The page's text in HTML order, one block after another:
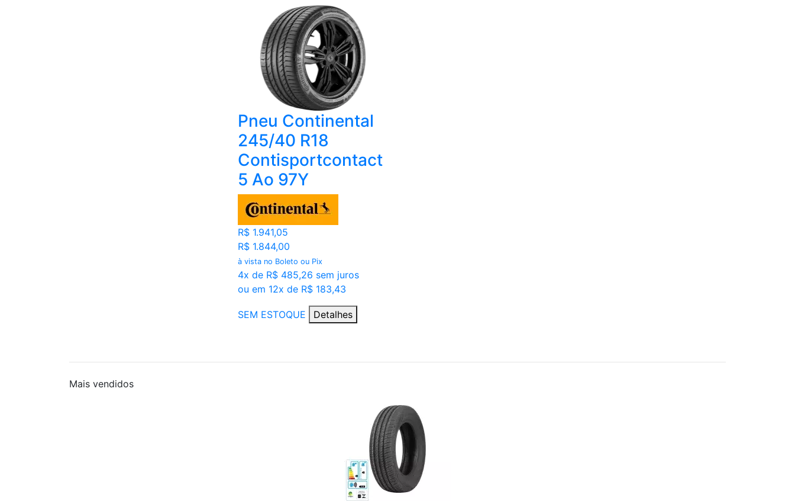
Pneu Continental
245/40 R18
Contisportcontact
5 Ao 97Y
R$ 1.941,05
R$ 1.844,00
à vista no Boleto ou Pix
4x de R$ 485,26 sem juros
ou em 12x de R$ 183,43
SEM ESTOQUE Detalhes
Mais vendidos